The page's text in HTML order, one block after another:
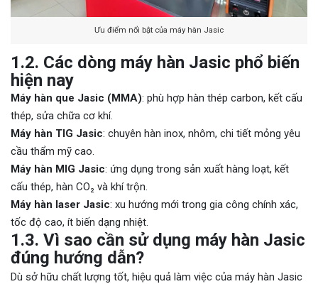
Ưu điểm nổi bật của máy hàn Jasic
1.2. Các dòng máy hàn Jasic phổ biến
hiện nay
Máy hàn que Jasic (MMA): phù hợp hàn thép carbon, kết cấu
thép, sửa chữa cơ khí.
Máy hàn TIG Jasic: chuyên hàn inox, nhôm, chi tiết mỏng yêu
cầu thẩm mỹ cao.
Máy hàn MIG Jasic: ứng dụng trong sản xuất hàng loạt, kết
cấu thép, hàn CO₂ và khí trộn.
Máy hàn laser Jasic: xu hướng mới trong gia công chính xác,
tốc độ cao, ít biến dạng nhiệt.
1.3. Vì sao cần sử dụng máy hàn Jasic
đúng hướng dẫn?
Dù sở hữu chất lượng tốt, hiệu quả làm việc của máy hàn Jasic